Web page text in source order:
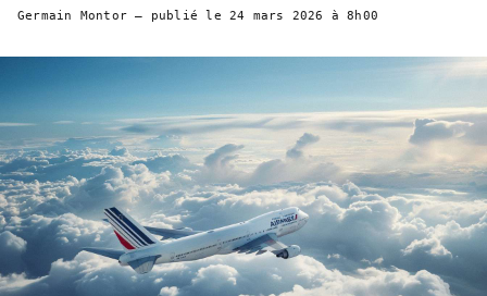
Germain Montor — publié le 24 mars 2026 à 8h00